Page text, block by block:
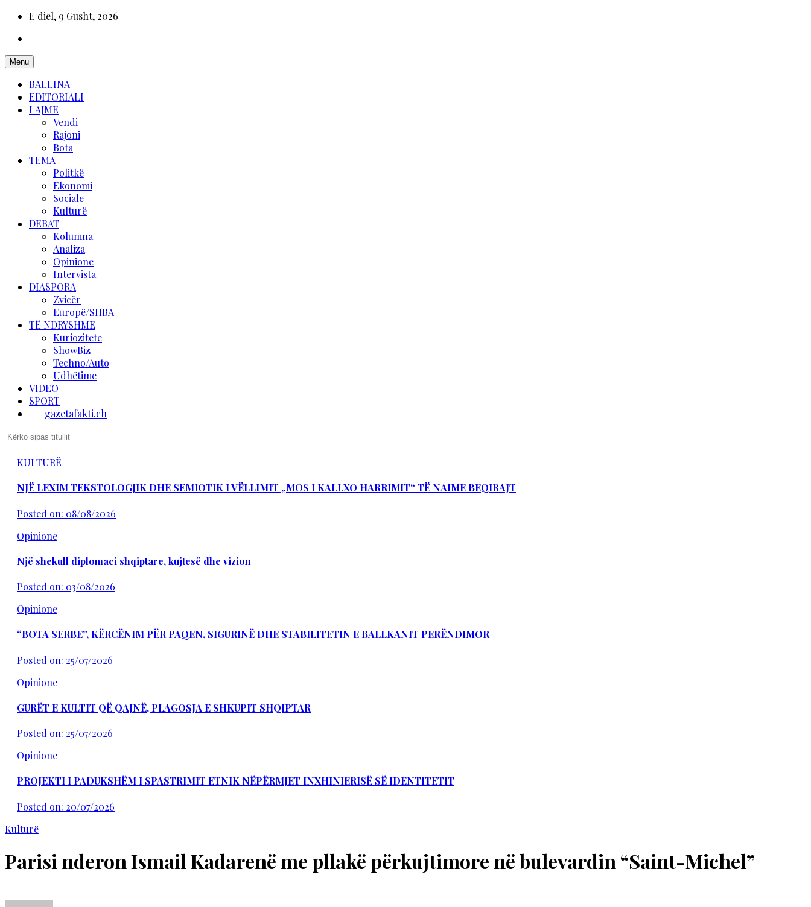
E diel, 9 Gusht, 2026
Menu
BALLINA
EDITORIALI
LAJME
Vendi
Rajoni
Bota
TEMA
Politkë
Ekonomi
Sociale
Kulturë
DEBAT
Kolumna
Analiza
Opinione
Intervista
DIASPORA
Zvicër
Europë/SHBA
TË NDRYSHME
Kuriozitete
ShowBiz
Techno/Auto
Udhëtime
VIDEO
SPORT
gazetafakti.ch
KULTURË
NJË LEXIM TEKSTOLOGJIK DHE SEMIOTIK I VËLLIMIT „MOS I KALLXO HARRIMIT“ TË NAIME BEQIRAJT
Posted on: 08/08/2026
Opinione
Një shekull diplomaci shqiptare, kujtesë dhe vizion
Posted on: 03/08/2026
Opinione
“BOTA SERBE”, KËRCËNIM PËR PAQEN, SIGURINË DHE STABILITETIN E BALLKANIT PERËNDIMOR
Posted on: 25/07/2026
Opinione
GURËT E KULTIT QË QAJNË, PLAGOSJA E SHKUPIT SHQIPTAR
Posted on: 25/07/2026
Opinione
PROJEKTI I PADUKSHËM I SPASTRIMIT ETNIK NËPËRMJET INXHINIERISË SË IDENTITETIT
Posted on: 20/07/2026
Kulturë
Parisi nderon Ismail Kadarenë me pllakë përkujtimore në bulevardin “Saint-Michel”